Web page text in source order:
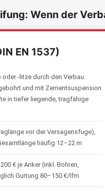
Wenn der
EN 1537)
oder -litze durch den Verbau
und mit Zementsuspension
in tiefer liegende, tragfähige
vor der Versagensfuge),
häufig 12–22 m
€ je Anker (inkl. Bohren,
Gurtung 80–150 €/lfm